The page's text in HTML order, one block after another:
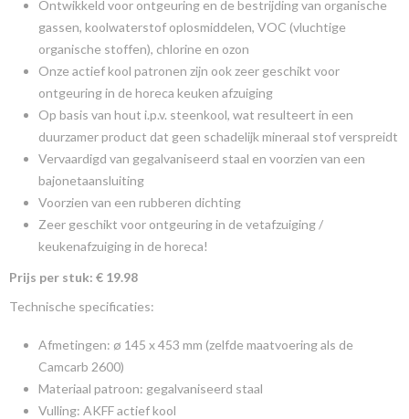
Ontwikkeld voor ontgeuring en de bestrijding van organische
gassen, koolwaterstof oplosmiddelen, VOC (vluchtige
organische stoffen), chlorine en ozon
Onze actief kool patronen zijn ook zeer geschikt voor
ontgeuring in de horeca keuken afzuiging
Op basis van hout i.p.v. steenkool, wat resulteert in een
duurzamer product dat geen schadelijk mineraal stof verspreidt
Vervaardigd van gegalvaniseerd staal en voorzien van een
bajonetaansluiting
Voorzien van een rubberen dichting
Zeer geschikt voor ontgeuring in de vetafzuiging /
keukenafzuiging in de horeca!
Prijs per stuk: € 19.98
Technische specificaties:
Afmetingen: ø 145 x 453 mm (zelfde maatvoering als de
Camcarb 2600)
Materiaal patroon: gegalvaniseerd staal
Vulling: AKFF actief kool